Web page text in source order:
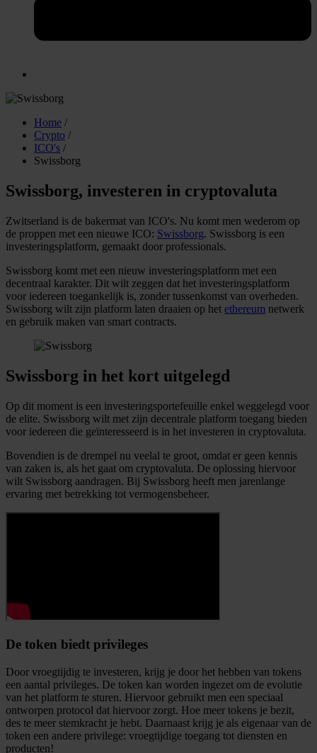
Home /
Crypto /
ICO's /
Swissborg
Swissborg, investeren in cryptovaluta
Zwitserland is de bakermat van ICO's. Nu komt men wederom op
de proppen met een nieuwe ICO: Swissborg. Swissborg is een
investeringsplatform, gemaakt door professionals.
Swissborg komt met een nieuw investeringsplatform met een
decentraal karakter. Dit wilt zeggen dat het investeringsplatform
voor iedereen toegankelijk is, zonder tussenkomst van overheden.
Swissborg wilt zijn platform laten draaien op het ethereum netwerk
en gebruik maken van smart contracts.
Swissborg in het kort uitgelegd
Op dit moment is een investeringsportefeuille enkel weggelegd voor
de elite. Swissborg wilt met zijn decentrale platform toegang bieden
voor iedereen die geïnteresseerd is in het investeren in cryptovaluta.
Bovendien is de drempel nu veelal te groot, omdat er geen kennis
van zaken is, als het gaat om cryptovaluta. De oplossing hiervoor
wilt Swissborg aandragen. Bij Swissborg heeft men jarenlange
ervaring met betrekking tot vermogensbeheer.
De token biedt privileges
Door vroegtijdig te investeren, krijg je door het hebben van tokens
een aantal privileges. De token kan worden ingezet om de evolutie
van het platform te sturen. Hiervoor gebruikt men een speciaal
ontworpen protocol dat hiervoor zorgt. Hoe meer tokens je bezit,
des te meer stemkracht je hebt. Daarnaast krijg je als eigenaar van de
token een andere privilege: vroegtijdige toegang tot diensten en
producten!